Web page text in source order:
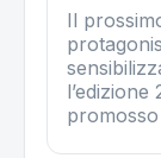
Il
promosso